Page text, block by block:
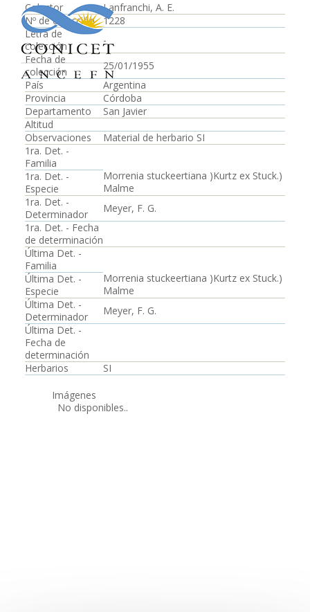
Colector
Lanfranchi, A. E.
Nº de colección
1228
Letra de
colección
-
Fecha de
colección
25/01/1955
País
Argentina
Provincia
Córdoba
Departamento
San Javier
Altitud
Observaciones
Material de herbario SI
1ra. Det. -
Familia
1ra. Det. -
Especie
Morrenia stuckeertiana )Kurtz ex Stuck.)
Malme
1ra. Det. -
Determinador
Meyer, F. G.
1ra. Det. - Fecha
de determinación
Última Det. -
Familia
Última Det. -
Especie
Morrenia stuckeertiana )Kurtz ex Stuck.)
Malme
Última Det. -
Determinador
Meyer, F. G.
Última Det. -
Fecha de
determinación
Herbarios
SI
Imágenes
No disponibles..